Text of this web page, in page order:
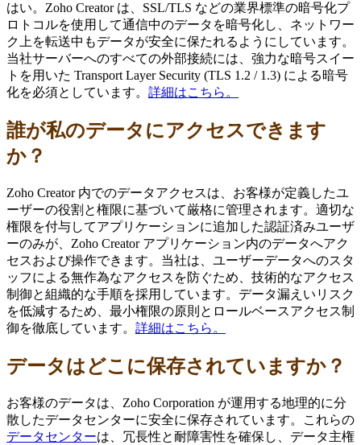
はい。Zoho Creator は、SSL/TLS などの業界標準の暗号化プ
ロトコルを使用して通信中のデータを暗号化し、ネットワー
ク上を転送中もデータが安全に保たれるようにしています。
当社サーバーへのすべての外部接続には、強力な暗号スイー
トを用いた Transport Layer Security (TLS 1.2 / 1.3) による暗号
化を必須としています。 詳細はこちら。
誰が私のデータにアクセスできます
か？
Zoho Creator 内でのデータアクセスは、お客様が定義したユ
ーザーの役割と権限に基づいて厳格に管理されます。適切な
権限を付与してアプリケーションに追加した認証済みユーザ
ーのみが、Zoho Creator アプリケーション内のデータへアク
セスおよび操作できます。当社は、ユーザーデータへのスタ
ッフによる無作為なアクセスを防ぐため、技術的なアクセス
制御と組織的な手順を採用しています。データ漏えいリスク
を低減するため、最小権限の原則とロールベースアクセス制
御を徹底しています。 詳細はこちら。
データはどこに保存されていますか？
お客様のデータは、Zoho Corporation が運用する地理的に分
散したデータセンターに安全に保存されています。これらの
データセンターは、冗長性と耐障害性を確保し、データ主権